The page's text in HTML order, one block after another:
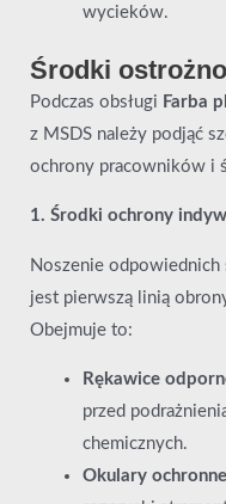
wycieków.
Środki
Podczas obsługi Farba
z MSDS należy podjąć
ochrony pracowników i
1. Środki ochrony
Noszenie
jest pierwszą linią
Obejmuje to:
Rękawice
przed
chemicznych.
Okulary ochronne